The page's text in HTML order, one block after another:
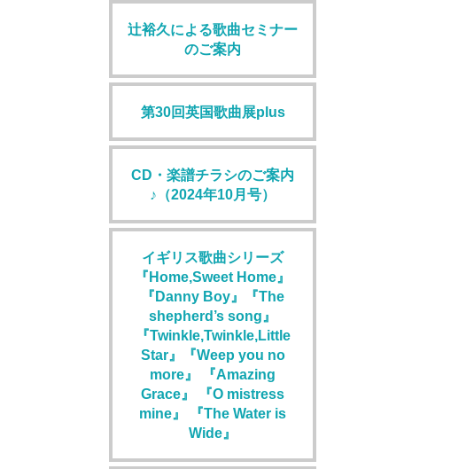
辻裕久による歌曲セミナー
のご案内
第30回英国歌曲展plus
CD・楽譜チラシのご案内
♪（2024年10月号）
イギリス歌曲シリーズ
『Home,Sweet Home』
『Danny Boy』『The
shepherd’s song』
『Twinkle,Twinkle,Little
Star』『Weep you no
more』 『Amazing
Grace』 『O mistress
mine』 『The Water is
Wide』